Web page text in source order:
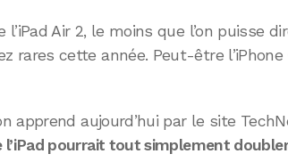
l’iPad Air 2, le moins que l’on puisse
rares cette année. Peut-être
apprend aujourd’hui par le site
l’iPad pourrait tout simplement doubler